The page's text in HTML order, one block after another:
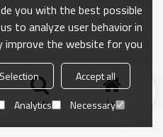
منزل بحث
you with the best possible
to analyze user behavior in
the website for you.
Accept all
Necessary
Analytics